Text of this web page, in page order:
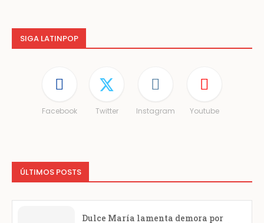
SIGA LATINPOP
Facebook Twitter Instagram Youtube
ÚLTIMOS POSTS
Dulce María lamenta demora por